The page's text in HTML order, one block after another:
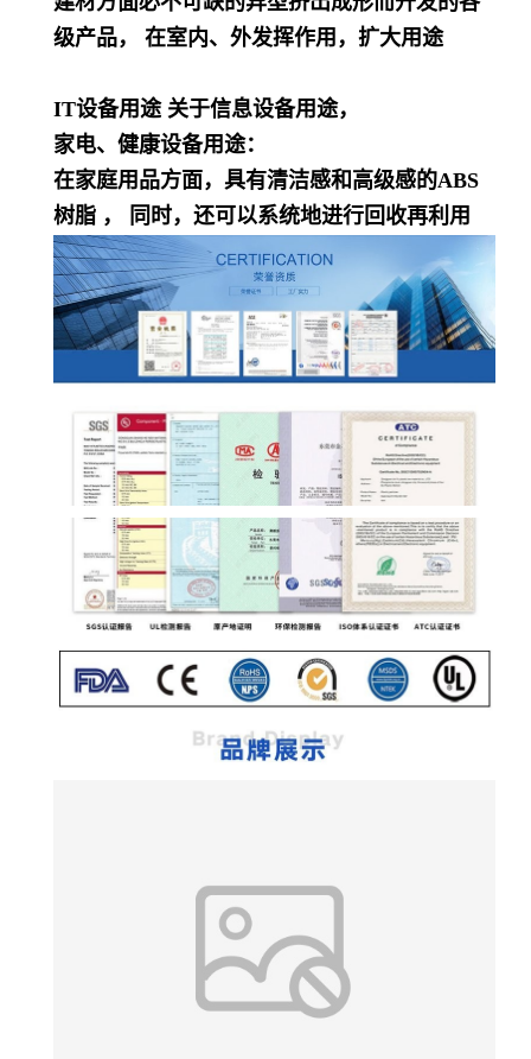
级产品， 在室内、外发挥作用，扩大用途
IT设备用途 关于信息设备用途，
家电、健康设备用途：
在家庭用品方面，具有清洁感和高级感的ABS
树脂 ， 同时，还可以系统地进行回收再利用